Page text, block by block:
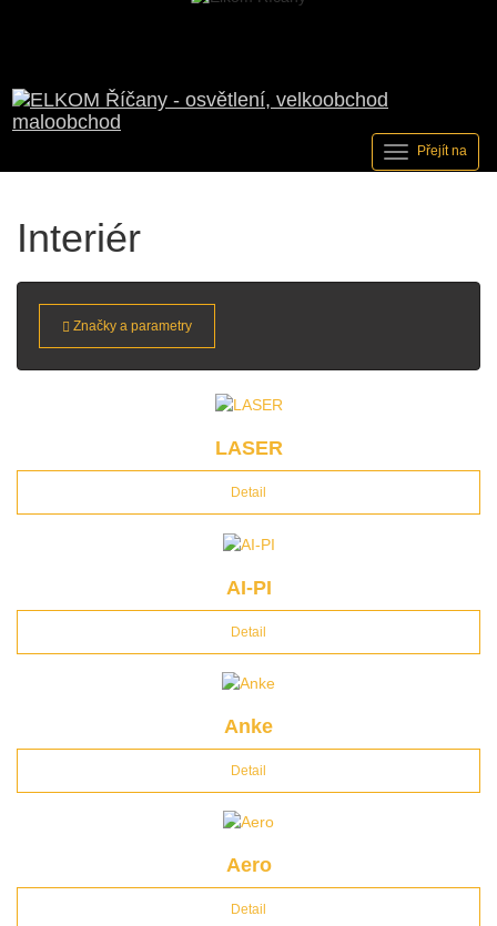
Přejít na
Interiér
Značky a parametry
LASER
Detail
AI-PI
Detail
Anke
Detail
Aero
Detail